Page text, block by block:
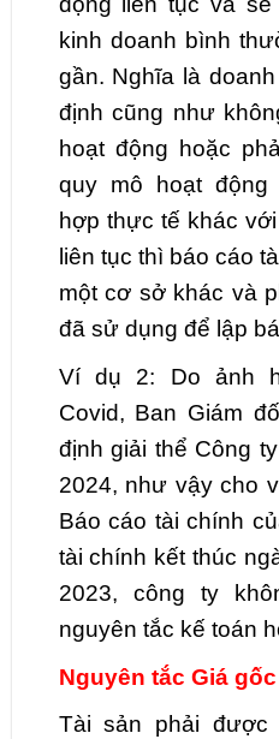
kinh doanh bình
gần. Nghĩa là
định cũng như
hoạt động hoặc
quy mô hoạt động
hợp thực tế khác
liên tục thì báo cáo
một cơ sở khác và
đã sử dụng để lập
Ví dụ 2: Do ảnh
Covid, Ban Giám
định giải thể Công
2024, như vậy cho
Báo cáo tài chính
tài chính kết thúc
2023, công ty
nguyên tắc kế toán
Nguyên tắc Giá
Tài sản phải được